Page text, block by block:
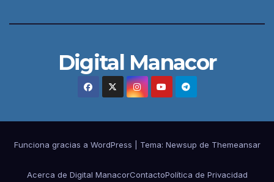
Digital Manacor
Funciona gracias a WordPress Tema: Newsup de Themeansar
Acerca de Digital ManacorContactoPolítica de Privacidad